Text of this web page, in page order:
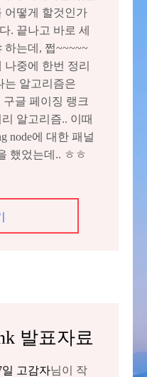
어떻게 할것인가
. 끝나고 바로 세
하는데, 쩝~~~~~
중에 한번 정리
는 알고리즘은
구글 페이징 랭크
알고리즘.. 이때
node에 대한 패널
했었는데.. ㅎㅎ
발표자료
고감자님이 작